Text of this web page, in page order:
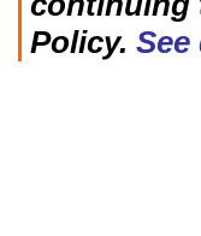
Policy.